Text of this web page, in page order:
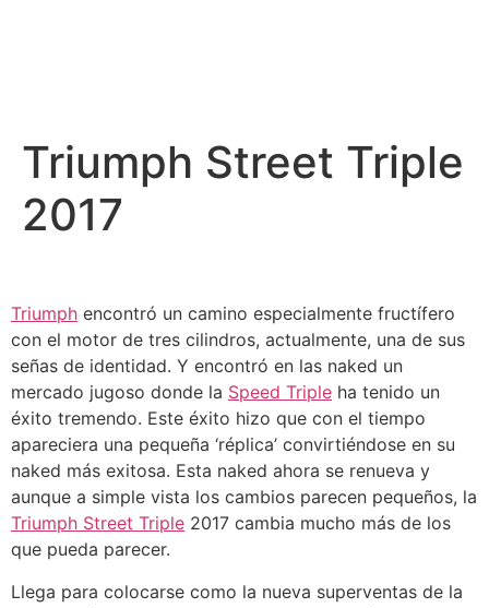
Triumph Street Triple
2017
Triumph encontró un camino especialmente fructífero
con el motor de tres cilindros, actualmente, una de sus
señas de identidad. Y encontró en las naked un
mercado jugoso donde la Speed Triple ha tenido un
éxito tremendo. Este éxito hizo que con el tiempo
apareciera una pequeña ‘réplica’ convirtiéndose en su
naked más exitosa. Esta naked ahora se renueva y
aunque a simple vista los cambios parecen pequeños, la
Triumph Street Triple 2017 cambia mucho más de los
que pueda parecer.
Llega para colocarse como la nueva superventas de la